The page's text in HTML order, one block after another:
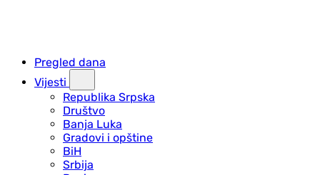
Pregled dana
Vijesti
Republika Srpska
Društvo
Banja Luka
Gradovi i opštine
BiH
Srbija